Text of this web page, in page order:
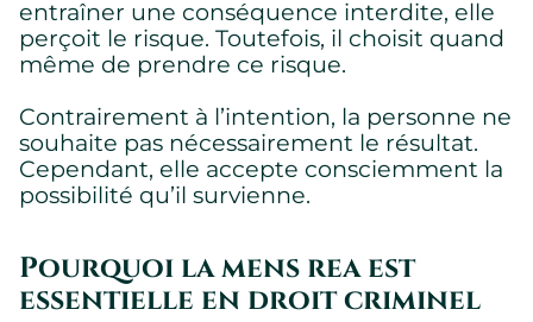
entraîner une conséquence interdite, elle
perçoit le risque. Toutefois, il choisit quand
même de prendre ce risque.
Contrairement à l’intention, la personne ne
souhaite pas nécessairement le résultat.
Cependant, elle accepte consciemment la
possibilité qu’il survienne.
Pourquoi la mens rea est
essentielle en droit criminel
Web.
Témoins requis permettant au site de fonctionner
correctement.
Montrer les détails des témoins